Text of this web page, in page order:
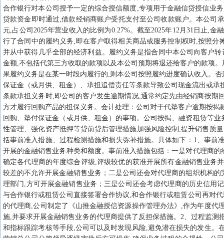
合作银行对本公司授予一定的综合授信额度,专项用于金融信贷授信业
贷款资金即时通过,借款经销商账户受托支付至公司收款账户。本公司
元,占公司2025年营业收入的比例为0.27%。截至2025年12月31日止,
行了合同中的履约义务,即在客户取得相关商品或服务控制权时,按照
并从中获得几乎全部的经济利益。履约义务是指合同中本公司向客户
金额,不包括代第三方收取的款项以及本公司预期将退还给客户的款项
果履约义务是在某一时段内履行的,则本公司按照履约进度确认收入。
保证金（或月供、租金）、承担追偿责任等条款导致公司现金流出或
条款承担义务时,即公司的客户发生逾期情况,通常约定先由经销商按
方才履行回购产品的担保义务。会计处理：公司对于代垫客户逾期按
回购、垫付保证金（或月供、租金）的事项。公司按揭、融资租赁等
性管理、强化资产抵押等贷前贷后管理措施加强风险控制,提升销售质
括事前准入措施、过程检测措施和损失弥补措施。具体如下：1、事
开展的金融销售业务种类和额度。事前准入措施包括：一是对代理商
确定各代理商的年度综合评级,评级较优的获准开展所有金融销售业务
较差的不允许开展金融销售业务；二是公司还会对代理商的组织机构
理部门,方可开展金融销售业务；三是公司还会考虑代理商的历史信用
与合作银行或租赁公司直接签署合作协议,和合作银行或租赁公司再对
的代理商,公司制定了《山推金融授信资源操作管理办法》,作为年度
施,并要求开展金融销售业务的代理商提供了反担保措施。2、过程监
和指标跟踪考核等手段,公司可以及时发现风险,避免潜在损失的发生